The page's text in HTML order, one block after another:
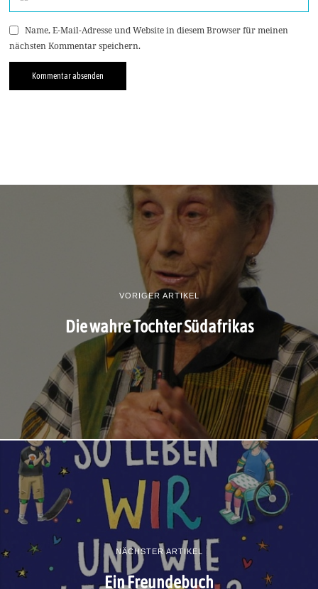
Name, E-Mail-Adresse und Website in diesem Browser für meinen
nächsten Kommentar speichern.
VORIGER ARTIKEL
Die wahre Tochter Südafrikas
NÄCHSTER ARTIKEL
Ein Freundebuch